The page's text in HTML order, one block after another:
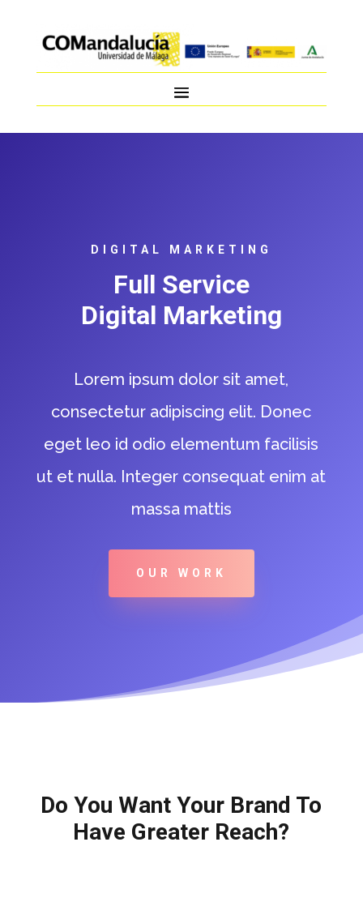
DIGITAL MARKETING
Full Service
Digital Marketing
Lorem ipsum dolor sit amet,
consectetur adipiscing elit. Donec
eget leo id odio elementum facilisis
ut et nulla. Integer consequat enim at
massa mattis
OUR WORK
Do You Want Your Brand To
Have Greater Reach?